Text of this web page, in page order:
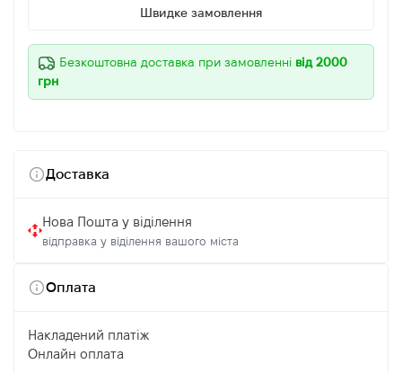
Швидке замовлення
Безкоштовна доставка при замовленні від 2000
грн
Доставка
Нова Пошта у віділення
відправка у віділення вашого міста
Оплата
Накладений платіж
Онлайн оплата